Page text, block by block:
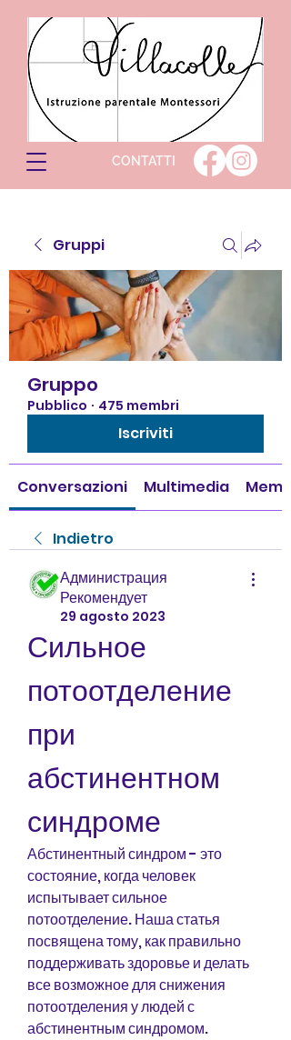
CONTATTI
Gruppi
Gruppo
Pubblico · 475 membri
Iscriviti
Conversazioni Multimedia
Indietro
Администрация
Рекомендует
29 agosto 2023
Сильное
потоотделение
при
абстинентном
синдроме
Абстинентный синдром - это
состояние, когда человек
испытывает сильное
потоотделение. Наша статья
посвящена тому, как правильно
поддерживать здоровье и делать
все возможное для снижения
потоотделения у людей с
абстинентным синдромом.